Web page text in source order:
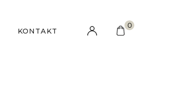
KONTAKT
0